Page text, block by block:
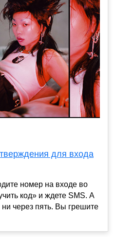
для входа
номер на входе во
код» и ждете SMS. А
ни через пять. Вы грешите